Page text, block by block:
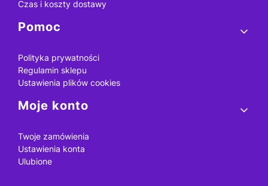
Czas i koszty dostawy
Pomoc
Polityka prywatności
Regulamin sklepu
Ustawienia plików cookies
Moje konto
Twoje zamówienia
Ustawienia konta
Ulubione